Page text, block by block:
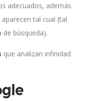
adecuados, además
tal cual (tal
de búsqueda).
que analizan infinidad